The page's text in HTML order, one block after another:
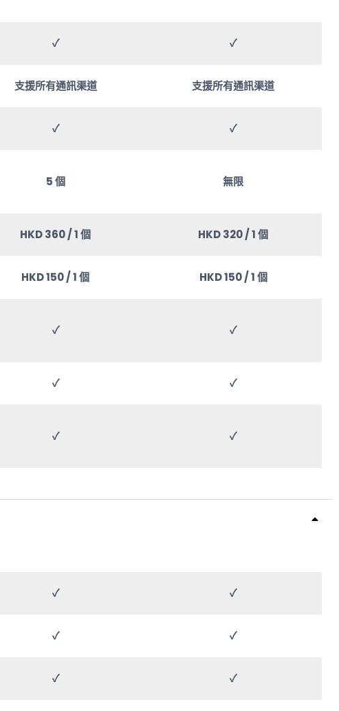
✓ ✓
支援所有通訊渠道 支援所有通訊渠道
✓ ✓
5 個 無限
HKD 360 / 1 個 HKD 320 / 1 個
HKD 150 / 1 個 HKD 150 / 1 個
✓ ✓
✓ ✓
✓ ✓
✓ ✓
✓ ✓
✓ ✓